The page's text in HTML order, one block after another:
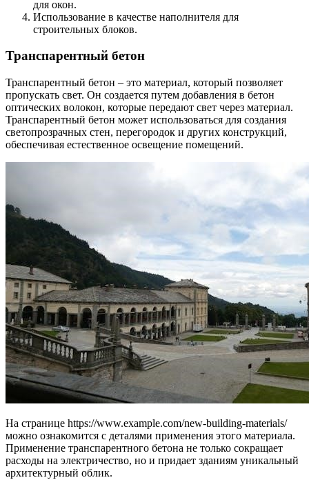
для окон.
Использование в качестве наполнителя для
строительных блоков.
Транспарентный бетон
Транспарентный бетон – это материал, который позволяет
пропускать свет. Он создается путем добавления в бетон
оптических волокон, которые передают свет через материал.
Транспарентный бетон может использоваться для создания
светопрозрачных стен, перегородок и других конструкций,
обеспечивая естественное освещение помещений.
На странице https://www.example.com/new-building-materials/
можно ознакомится с деталями применения этого материала.
Применение транспарентного бетона не только сокращает
расходы на электричество, но и придает зданиям уникальный
архитектурный облик.